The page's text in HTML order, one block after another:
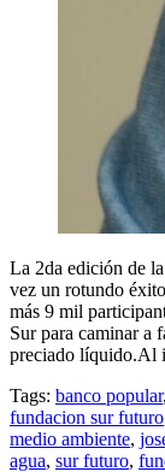
La 2da edición de
vez un rotundo
más 9 mil
Sur para caminar a
preciado líquido.Al
Tags: banco popular,
fundacion sur futuro
medio ambiente,
agua, sur futuro,